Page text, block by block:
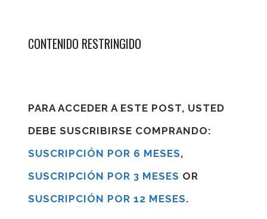
CONTENIDO RESTRINGIDO
PARA ACCEDER A ESTE POST, USTED
DEBE SUSCRIBIRSE COMPRANDO:
SUSCRIPCIÓN POR 6 MESES,
SUSCRIPCIÓN POR 3 MESES OR
SUSCRIPCIÓN POR 12 MESES.